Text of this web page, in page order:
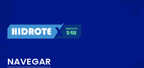
NAVEGAR